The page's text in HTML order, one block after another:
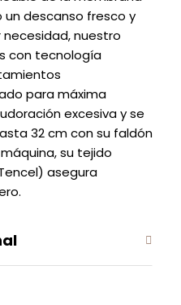
un descanso fresco y
nuestro
con tecnología
para máxima
excesiva y se
32 cm con su faldón
su tejido
asegura